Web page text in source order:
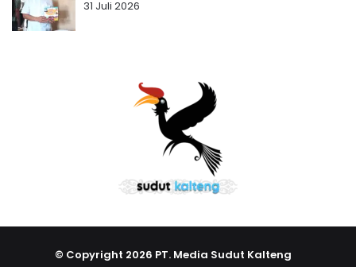
31 Juli 2026
© Copyright 2026 PT. Media Sudut Kalteng